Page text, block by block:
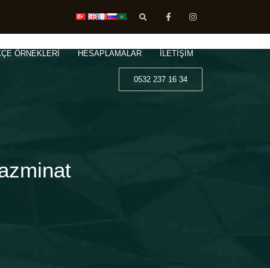
ÖRNEKLERİ HESAPLAMALAR İLETİŞİM
0532 237 16 34